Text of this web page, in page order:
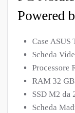
Powered
Case ASUS
Scheda
Processore
RAM 32
SSD M2 da
Scheda